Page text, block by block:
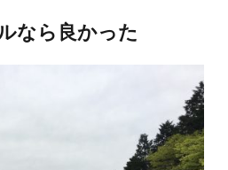
なら良かった